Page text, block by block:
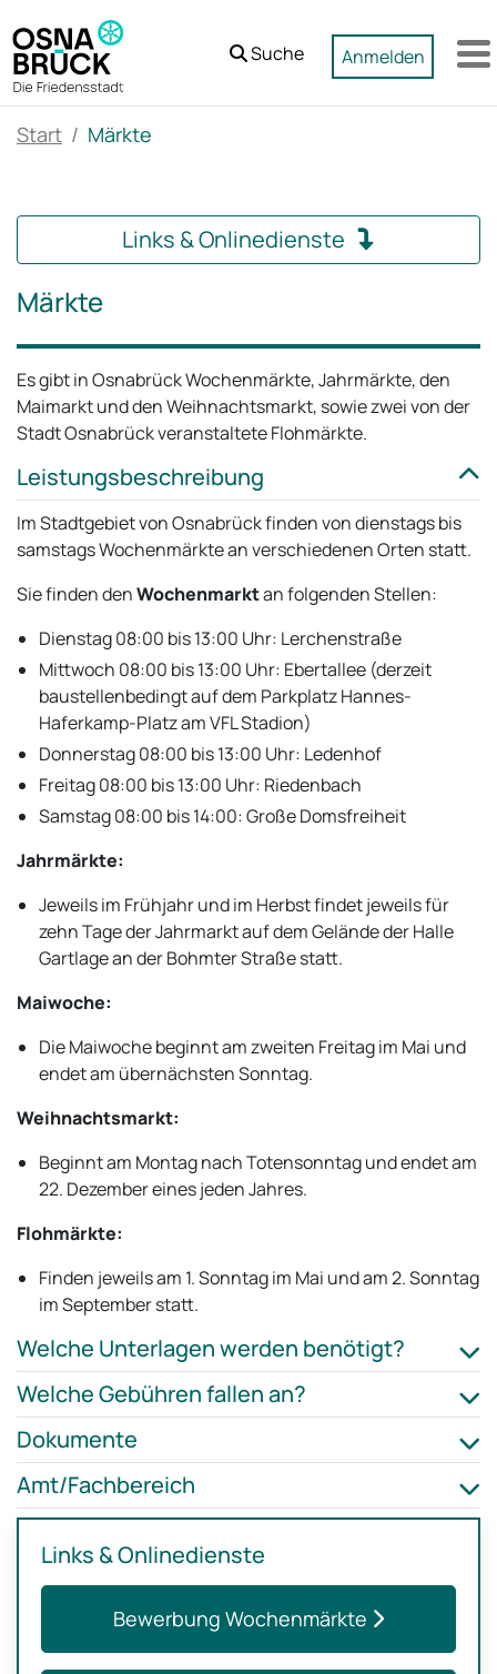
Zum Hauptinhalt springen
Suche Anmelden
Start Märkte
Links & Onlinedienste
Märkte
Es gibt in Osnabrück Wochenmärkte, Jahrmärkte, den
Maimarkt und den Weihnachtsmarkt, sowie zwei von der
Stadt Osnabrück veranstaltete Flohmärkte.
Leistungsbeschreibung
Im Stadtgebiet von Osnabrück finden von dienstags bis
samstags Wochenmärkte an verschiedenen Orten statt.
Sie finden denWochenmarktan folgenden Stellen:
Dienstag 08:00 bis 13:00 Uhr: Lerchenstraße
Mittwoch 08:00 bis 13:00 Uhr: Ebertallee (derzeit
baustellenbedingt auf dem Parkplatz Hannes-
Haferkamp-Platz am VFL Stadion)
Donnerstag 08:00 bis 13:00 Uhr: Ledenhof
Freitag 08:00 bis 13:00 Uhr: Riedenbach
Samstag 08:00 bis 14:00: Große Domsfreiheit
Jahrmärkte:
Jeweils im Frühjahr und im Herbst findet jeweils für
zehn Tage der Jahrmarkt auf dem Gelände der Halle
Gartlage an der Bohmter Straße statt.
Maiwoche:
Die Maiwoche beginnt am zweiten Freitag im Mai und
endet am übernächsten Sonntag.
Weihnachtsmarkt:
Beginnt am Montag nach Totensonntag und endet am
22. Dezember eines jeden Jahres.
Flohmärkte:
Finden jeweils am 1. Sonntag im Mai und am 2. Sonntag
im September statt.
Welche Unterlagen werden benötigt?
Welche Gebühren fallen an?
Dokumente
Amt/Fachbereich
Links & Onlinedienste
Bewerbung Wochenmärkte